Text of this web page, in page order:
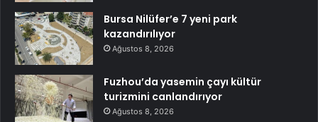
Bursa Nilüfer’e 7 yeni park
kazandırılıyor
Ağustos 8, 2026
Fuzhou’da yasemin çayı kültür
turizmini canlandırıyor
Ağustos 8, 2026